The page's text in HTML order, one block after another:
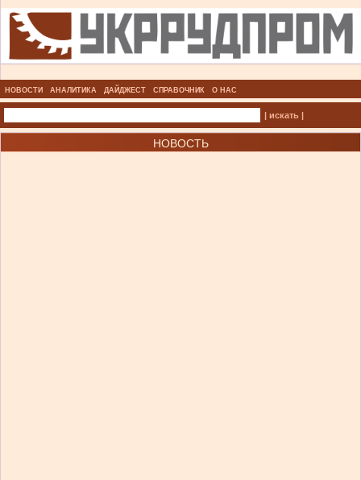
НОВОСТИ АНАЛИТИКА ДАЙДЖЕСТ СПРАВОЧНИК О НАС
| искать |
НОВОСТЬ